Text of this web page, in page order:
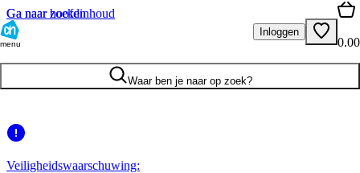
Ga naar hoofdinhoud
Ga naar zoeken
menu
Inloggen
0.00
Waar ben je naar op zoek?
Veiligheidswaarschuwing: